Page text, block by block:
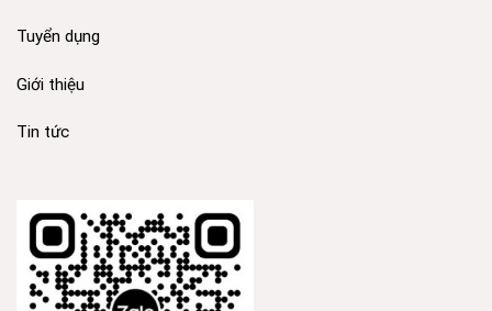
Tuyển dụng
Giới thiệu
Tin tức